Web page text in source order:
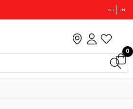
GR EN
0